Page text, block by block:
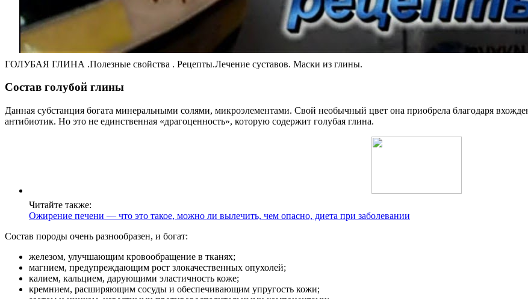
ГОЛУБАЯ ГЛИНА .Полезные свойства . Рецепты.Лечение суставов. Маски из глины.
Состав голубой глины
Данная субстанция богата минеральными солями, микроэлементами. Свой необычный цвет она приобрела благодаря
антибиотик. Но это не единственная «драгоценность», которую содержит голубая глина.
Читайте также:
Ожирение печени — что это такое, можно ли вылечить, чем опасно, диета при заболевании
Состав породы очень разнообразен, и богат:
железом, улучшающим кровообращение в тканях;
магнием, предупреждающим рост злокачественных опухолей;
калием, кальцием, дарующими эластичность коже;
кремнием, расширяющим сосуды и обеспечивающим упругость кожи;